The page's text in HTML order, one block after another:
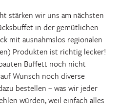
stärken wir uns am nächsten
in der gemütlichen
mit ausnahmslos regionalen
Produkten ist richtig lecker!
Buffett noch nicht
Wunsch noch diverse
bestellen – was wir jeder
würden, weil einfach alles